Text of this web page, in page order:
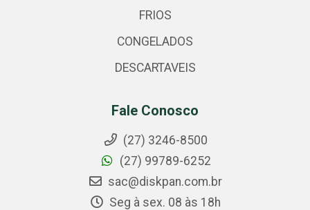
FRIOS
CONGELADOS
DESCARTAVEIS
Fale Conosco
(27) 3246-8500
(27) 99789-6252
sac@diskpan.com.br
Seg à sex. 08 às 18h